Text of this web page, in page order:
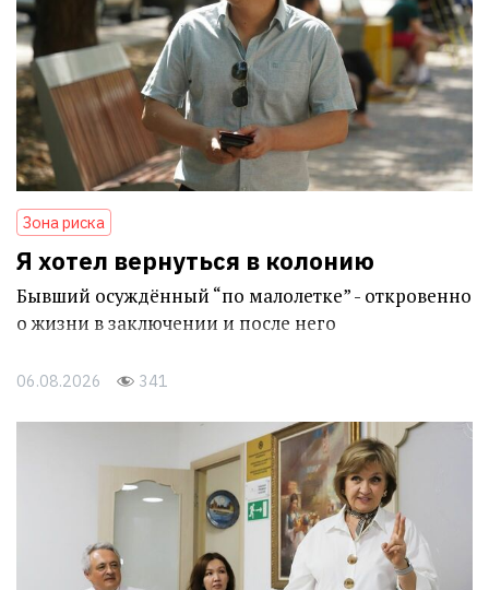
Зона риска
Я хотел вернуться в колонию
Бывший осуждённый “по малолетке” - откровенно
о жизни в заключении и после него
06.08.2026 341